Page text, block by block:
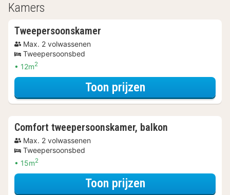
Kamers
Tweepersoonskamer
Max. 2 volwassenen
Tweepersoonsbed
12m2
Toon prijzenvoor Beleef de
Comfort tweepersoonskamer, balkon
Max. 2 volwassenen
Tweepersoonsbed
15m2
Toon prijzenvoor Beleef de